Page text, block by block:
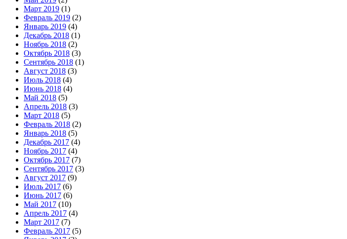
Март 2019 (1)
Февраль 2019 (2)
Январь 2019 (4)
Декабрь 2018 (1)
Ноябрь 2018 (2)
Октябрь 2018 (3)
Сентябрь 2018 (1)
Август 2018 (3)
Июль 2018 (4)
Июнь 2018 (4)
Май 2018 (5)
Апрель 2018 (3)
Март 2018 (5)
Февраль 2018 (2)
Январь 2018 (5)
Декабрь 2017 (4)
Ноябрь 2017 (4)
Октябрь 2017 (7)
Сентябрь 2017 (3)
Август 2017 (9)
Июль 2017 (6)
Июнь 2017 (6)
Май 2017 (10)
Апрель 2017 (4)
Март 2017 (7)
Февраль 2017 (5)